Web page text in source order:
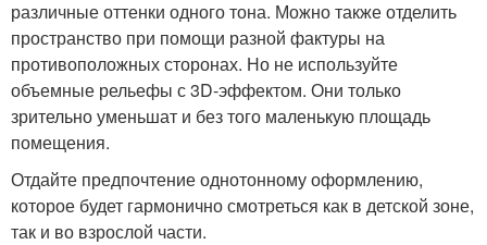
различные оттенки одного тона. Можно также отделить
пространство при помощи разной фактуры на
противоположных сторонах. Но не используйте
объемные рельефы с 3D-эффектом. Они только
зрительно уменьшат и без того маленькую площадь
помещения.
Отдайте предпочтение однотонному оформлению,
которое будет гармонично смотреться как в детской зоне,
так и во взрослой части.